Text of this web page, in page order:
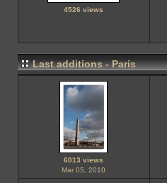
4526 views
Last additions - Paris
6013 views
Mar 05, 2010